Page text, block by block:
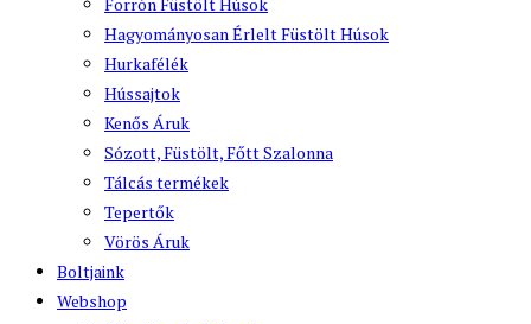
Hagyományosan Érlelt Füstölt Húsok
Hurkafélék
Hússajtok
Kenős Áruk
Sózott, Füstölt, Főtt Szalonna
Tálcás termékek
Tepertők
Vörös Áruk
Boltjaink
Webshop